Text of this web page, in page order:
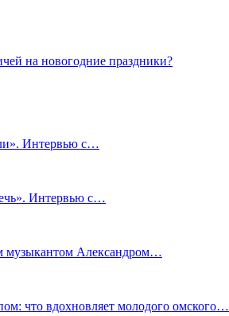
на новогодние праздники?
Интервью с…
Интервью с…
музыкантом Александром…
что вдохновляет молодого омского…